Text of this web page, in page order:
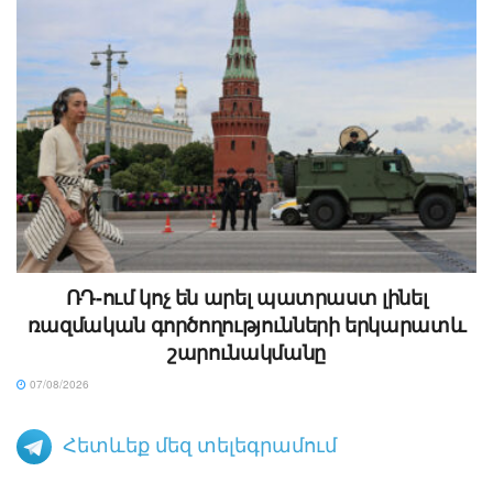
ՌԴ-ում կոչ են արել պատրաստ լինել
ռազմական գործողությունների երկարատև
շարունակմանը
07/08/2026
Հետևեք մեզ տելեգրամում